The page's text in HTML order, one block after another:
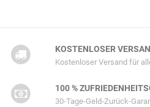
KOSTENLOSER
Kostenloser Versand für
100 %
30-Tage-Geld-Zurück-